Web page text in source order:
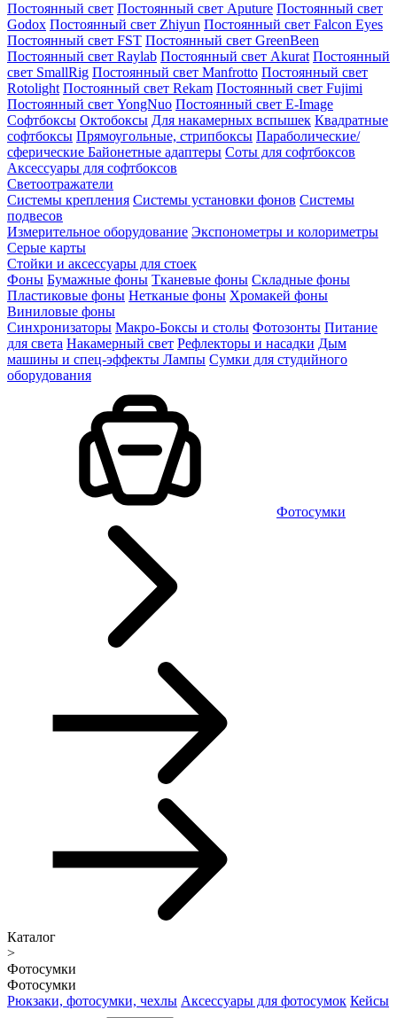
Постоянный свет Постоянный свет Aputure Постоянный свет
Godox Постоянный свет Zhiyun Постоянный свет Falcon Eyes
Постоянный свет FST Постоянный свет GreenBeen
Постоянный свет Raylab Постоянный свет Akurat Постоянный
свет SmallRig Постоянный свет Manfrotto Постоянный свет
Rotolight Постоянный свет Rekam Постоянный свет Fujimi
Постоянный свет YongNuo Постоянный свет E-Image
Софтбоксы Октобоксы Для накамерных вспышек Квадратные
софтбоксы Прямоугольные, стрипбоксы Параболические/
сферические Байонетныe адаптеры Соты для софтбоксов
Аксессуары для софтбоксов
Светоотражатели
Системы крепления Системы установки фонов Системы
подвесов
Измерительное оборудование Экспонометры и колориметры
Серые карты
Стойки и аксессуары для стоек
Фоны Бумажные фоны Тканевые фоны Складные фоны
Пластиковые фоны Нетканые фоны Хромакей фоны
Виниловые фоны
Синхронизаторы Макро-Боксы и столы Фотозонты Питание
для света Накамерный свет Рефлекторы и насадки Дым
машины и спец-эффекты Лампы Сумки для студийного
оборудования
Фотосумки
Каталог
>
Фотосумки
Фотосумки
Рюкзаки, фотосумки, чехлы Аксессуары для фотосумок Кейсы